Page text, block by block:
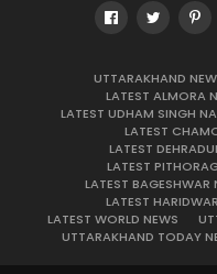
UTTARAKHAND
LATEST ALMORA
LATEST UDHAM SINGH
LATEST
LATEST
LATEST
LATEST BAGESHWAR
LATEST
LATEST WORLD NEWS
UTTARAKHAND TODAY